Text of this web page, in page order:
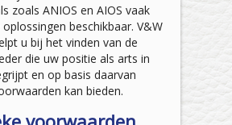
zoals ANIOS en AIOS vaak
beschikbaar. V&W
u bij het vinden van de
die uw positie als arts in
en op basis daarvan
kan bieden.